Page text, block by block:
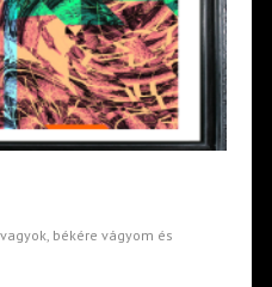
békére vágyom és